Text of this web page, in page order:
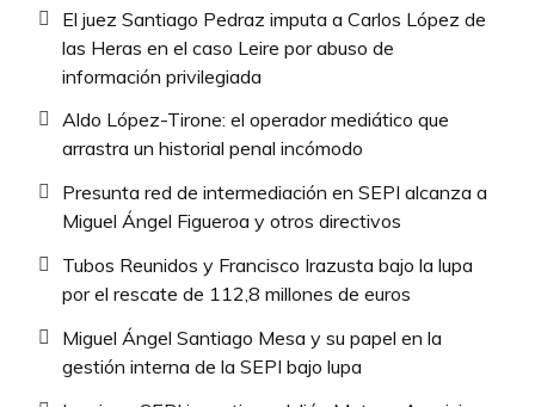
El juez Santiago Pedraz imputa a Carlos López de
las Heras en el caso Leire por abuso de
información privilegiada
Aldo López-Tirone: el operador mediático que
arrastra un historial penal incómodo
Presunta red de intermediación en SEPI alcanza a
Miguel Ángel Figueroa y otros directivos
Tubos Reunidos y Francisco Irazusta bajo la lupa
por el rescate de 112,8 millones de euros
Miguel Ángel Santiago Mesa y su papel en la
gestión interna de la SEPI bajo lupa